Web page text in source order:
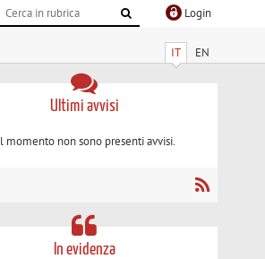
Login
IT EN
Ultimi avvisi
momento non sono presenti avvisi.
In evidenza